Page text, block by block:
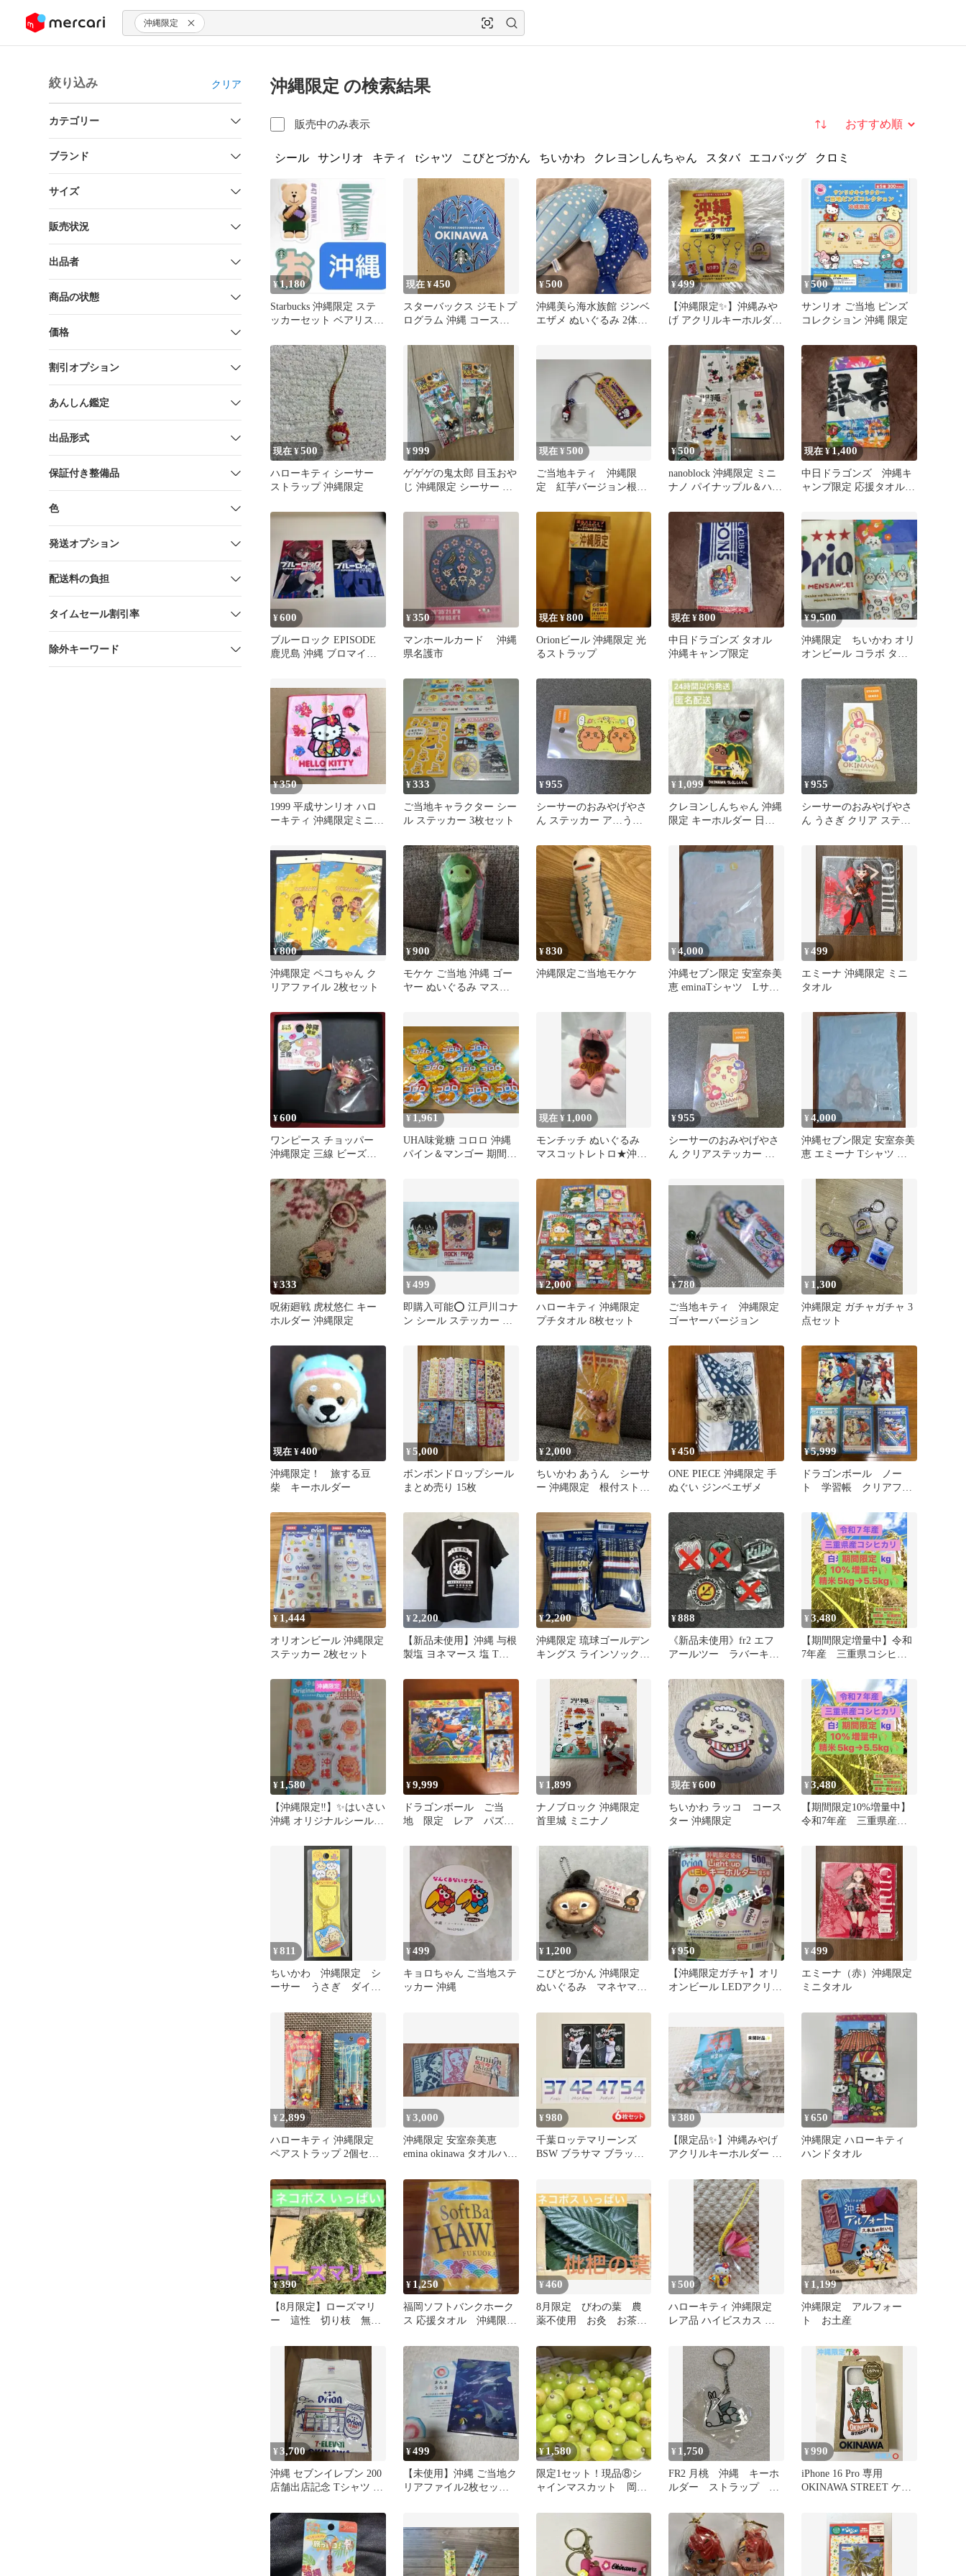
ツにスキップ 沖縄限定
絞り込み クリア
カテゴリー
ブランド
サイズ
販売状況
出品者
商品の状態
価格
割引オプション
あんしん鑑定
出品形式
保証付き整備品
色
発送オプション
配送料の負担
タイムセール割引率
除外キーワード
沖縄限定 の検索結果
販売中のみ表示 並び替え
シール サンリオ キティ tシャツ こびとづかん ちいかわ クレヨンしんちゃん スタバ エコバッグ クロミ
¥1,180
Starbucks 沖縄限定 ステ
ッカーセット ベアリス
現在 ¥450
スターバックス ジモトプ
ログラム 沖縄 コースタ
¥500
沖縄美ら海水族館 ジンベ
エザメ ぬいぐるみ 2体セ
¥499
【沖縄限定✨️】沖縄みや
げ アクリルキーホルダー
¥ 500
サンリオ ご当地 ピンズ
コレクション 沖縄 限定
現在 ¥500
ハローキティ シーサー
ストラップ 沖縄限定
¥999
ゲゲゲの鬼太郎 目玉おや
じ 沖縄限定 シーサー ス
現在 ¥500
ご当地キティ 沖縄限
定 紅芋バージョン根付
¥500
nanoblock 沖縄限定 ミニ
ナノ パイナップル＆ハイ
現在 ¥1,400
中日ドラゴンズ 沖縄キ
ャンプ限定 応援タオル
¥600
ブルーロック EPISODE
鹿児島 沖縄 ブロマイド 2
¥350
マンホールカード 沖縄
県名護市
現在 ¥800
Orionビール 沖縄限定 光
るストラップ
現在 ¥800
中日ドラゴンズ タオル
沖縄キャンプ限定
¥9,500
沖縄限定 ちいかわ オリ
オンビール コラボ タオ
¥350
1999 平成サンリオ ハロ
ーキティ 沖縄限定ミニタ
¥333
ご当地キャラクター シー
ル ステッカー 3枚セット
¥955
シーサーのおみやげやさ
ん ステッカー ア…う
限定
¥ 1,099
クレヨンしんちゃん 沖縄
限定 キーホルダー 日焼
ダー
¥955
シーサーのおみやげやさ
ん うさぎ クリア ステッ
¥800
沖縄限定 ペコちゃん ク
リアファイル 2枚セット
¥900
モケケ ご当地 沖縄 ゴー
ヤー ぬいぐるみ マスコ
¥830
沖縄限定ご当地モケケ
¥4,000
沖縄セブン限定 安室奈美
恵 eminaTシャツ Lサイ
¥499
エミーナ 沖縄限定 ミニ
タオル
¥600
ワンピース チョッパー
沖縄限定 三線 ビーズス
¥ 1,961
UHA味覚糖 コロロ 沖縄
パイン＆マンゴー 期間限
現在 ¥ 1,000
モンチッチ ぬいぐるみ
マスコットレトロ★沖縄
¥955
シーサーのおみやげやさ
ん クリアステッカー シ
¥4,000
沖縄セブン限定 安室奈美
恵 エミーナ Tシャツ ラ
¥333
呪術廻戦 虎杖悠仁 キー
ホルダー 沖縄限定
¥499
即購入可能⭕️ 江戸川コナ
ン シール ステッカー 沖
キシン
¥2,000
ハローキティ 沖縄限定
プチタオル 8枚セット
¥780
ご当地キティ 沖縄限定
ゴーヤーバージョン
¥ 1,300
沖縄限定 ガチャガチャ 3
点セット
現在 ¥400
沖縄限定！ 旅する豆
柴 キーホルダー
¥5,000
ボンボンドロップシール
まとめ売り 15枚
¥2,000
ちいかわ あうん シーサ
ー 沖縄限定 根付ストラ
¥450
ONE PIECE 沖縄限定 手
ぬぐい ジンベエザメ
¥5,999
ドラゴンボール ノー
ト 学習帳 クリアファ
ア 孫悟空
¥ 1,444
オリオンビール 沖縄限定
ステッカー 2枚セット
¥2,200
【新品未使用】沖縄 与根
製塩 ヨネマース 塩 Tシ
土産
¥2,200
沖縄限定 琉球ゴールデン
キングス ラインソックス
¥888
《新品未使用》fr2 エフ
アールツー ラバーキー
¥3,480
【期間限定増量中】令和
7年産 三重県コシヒカ
¥ 1,580
【沖縄限定‼️】✨はいさい
沖縄 オリジナルシール✨
¥9,999
ドラゴンボール ご当
地 限定 レア パズ
空 ベジータ
¥ 1,899
ナノブロック 沖縄限定
首里城 ミニナノ
現在 ¥600
ちいかわ ラッコ コース
ター 沖縄限定
¥3,480
【期間限定10%増量中】
令和7年産 三重県産コ
¥811
ちいかわ 沖縄限定 シ
ーサー うさぎ ダイカ
¥499
キョロちゃん ご当地ステ
ッカー 沖縄
¥ 1,200
こびとづかん 沖縄限定
ぬいぐるみ マネヤマネ
¥950
【沖縄限定ガチャ】オリ
オンビール LEDアクリル
¥499
エミーナ（赤）沖縄限定
ミニタオル
¥2,899
ハローキティ 沖縄限定
ペアストラップ 2個セッ
¥3,000
沖縄限定 安室奈美恵
emina okinawa タオルハン
¥980
千葉ロッテマリーンズ
BSW ブラサマ ブラック
¥380
【限定品✨️】沖縄みやげ
アクリルキーホルダー 第
¥650
沖縄限定 ハローキティ
ハンドタオル
¥390
【8月限定】ローズマリ
ー 這性 切り枝 無農
¥ 1,250
福岡ソフトバンクホーク
ス 応援タオル 沖縄限
¥460
8月限定 びわの葉 農
薬不使用 お灸 お茶
っぱい
¥500
ハローキティ 沖縄限定
レア品 ハイビスカス ス
¥ 1,199
沖縄限定 アルフォー
ト お土産
¥3,700
沖縄 セブンイレブン 200
店舗出店記念 Tシャツ L
¥499
【未使用】沖縄 ご当地ク
リアファイル2枚セット
¥1,580
限定1セット！現品⑧シ
ャインマスカット 岡山
り！
¥ 1,750
FR2 月桃 沖縄 キーホ
ルダー ストラップ ア
縄限定
¥990
iPhone 16 Pro 専用
OKINAWA STREET ケー